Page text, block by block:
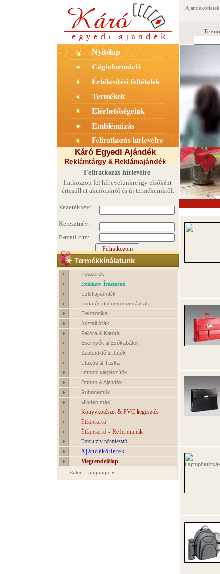
Ajándékötletek
Nyitólap
Céginformáció
Értékesítési feltételek
Termékek
Elérhetőségeink
Emblémázás
Feliratkozás hírlevélre
Káró Egyedi Ajándék
Reklámtárgy & Reklámajándék
Feliratkozás hírlevélre
Iratkozzon fel hírlevelünkre így elsőként
értesülhet akcióinkról és új termékeinkről.
Termékkínálatunk
Írószerek
Exkluzív Írószerek
Üzletiajaándék
Iroda és dokumentumtáskák
Elektronika
Asztali órák
Falióra & Karóra
Esernyők & Esőkabátok
Szabadidő & Játék
Utazás & Táska
Otthoni kiegészítők
Otthon & Ajándék
Ruhaneműk
Minden más
Könyvkötészet & PVC hegesztés
Étlaptartó
Étlaptartó - Referenciák
Exkluzív bőrdíszmű
Ajándékötletek
Megrendelőlap
Select Language ▼